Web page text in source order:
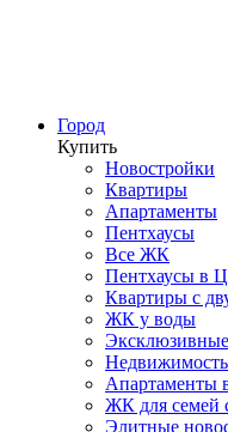
Город
Купить
Новостройки
Квартиры
Апартаменты
Пентхаусы
Все ЖК
Пентхаусы в
Квартиры с
ЖК у воды
Апартаменты
ЖК для семей
Элитные